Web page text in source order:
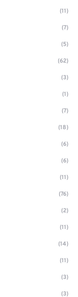
(11)
(7)
(5)
(62)
(3)
(1)
(7)
(18)
(6)
(6)
(11)
(76)
(2)
(11)
(14)
(11)
(3)
(3)